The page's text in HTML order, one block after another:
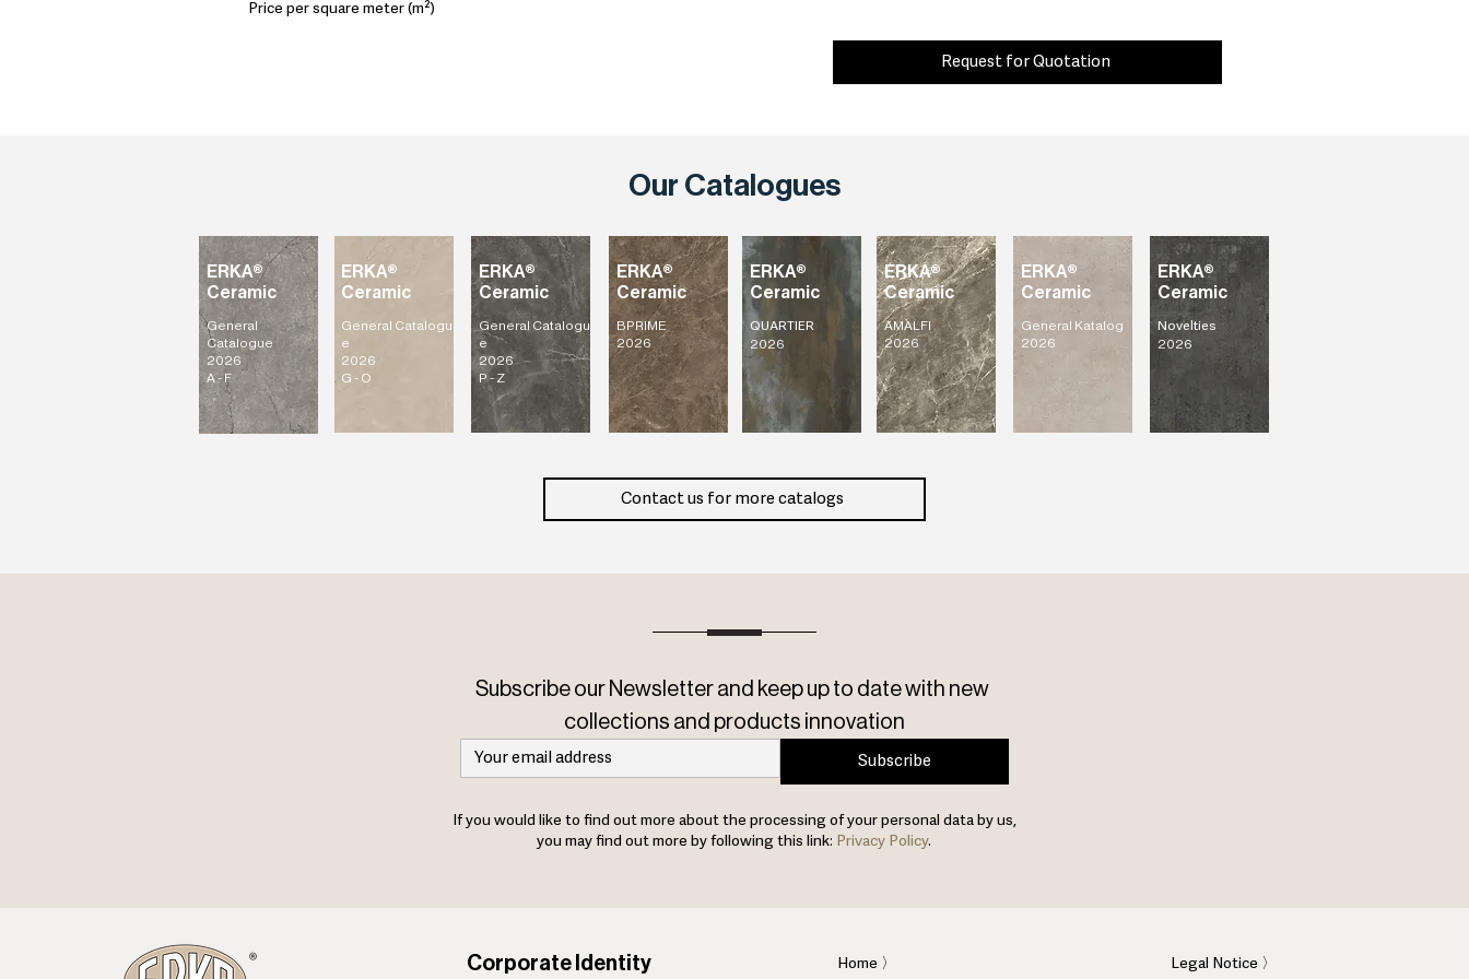
Price per square meter (m²)
Request for Quotation
Our Catalogues
ERKA®
Ceramic
General Catalogu
e
2026
G - O
ERKA®
Ceramic
General
Catalogue
2026
A - F
ERKA®
Ceramic
General Catalogu
e
2026
P - Z
ERKA®
Ceramic
AMALFI
2026
ERKA®
Ceramic
QUARTIER
2026
ERKA®
Ceramic
BPRIME
2026
ERKA®
Ceramic
General Katalog
2026
ERKA®
Ceramic
Novelties
2026
Contact us for more catalogs
Subscribe our Newsletter and keep up to date with new
collections and products innovation
Subscribe
If you would like to find out more about the processing of your personal data by us,
you may find out more by following this link: Privacy Policy.
Corporate Identity Home 〉 Legal Notice 〉